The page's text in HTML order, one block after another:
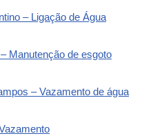
– Ligação de Água
Manutenção de esgoto
– Vazamento de água